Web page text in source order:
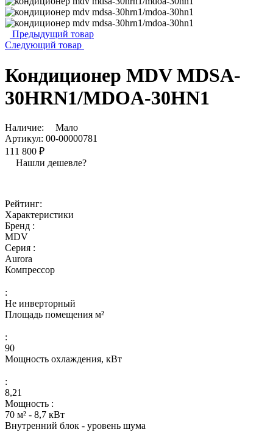
Предыдущий товар
Следующий товар
Кондиционер MDV MDSA-
30HRN1/MDOA-30HN1
Наличие:
Мало
Артикул: 00-00000781
111 800 ₽
Нашли дешевле?
Рейтинг:
Характеристики
Бренд :
MDV
Серия :
Aurora
Компрессор
:
Не инверторный
Площадь помещения м²
:
90
Мощность охлаждения, кВт
:
8,21
Мощность :
70 м² - 8,7 кВт
Внутренний блок - уровень шума